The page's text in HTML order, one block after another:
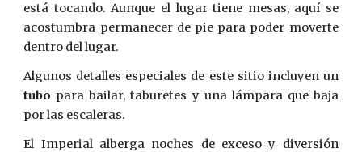
está tocando. Aunque el lugar tiene mesas, aquí se
acostumbra permanecer de pie para poder moverte
dentro del lugar.
Algunos detalles especiales de este sitio incluyen un
tubo para bailar, taburetes y una lámpara que baja
por las escaleras.
El Imperial alberga noches de exceso y diversión